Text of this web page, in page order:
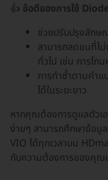
👍 ข้อดีของการใช้
ช่วยปรับปรุงลักษ
สามารถลดขนที่ไ
ทั่วไป เช่น การโก
การทำซ้ำตามคำ
ได้ในระยะยาว
หากคุณต้องการดูแลตัวเ
ง่ายๆ สามารถศึกษาข้อมู
VIO ได้ทุกเวลาบน
กับความต้องการของคุณน